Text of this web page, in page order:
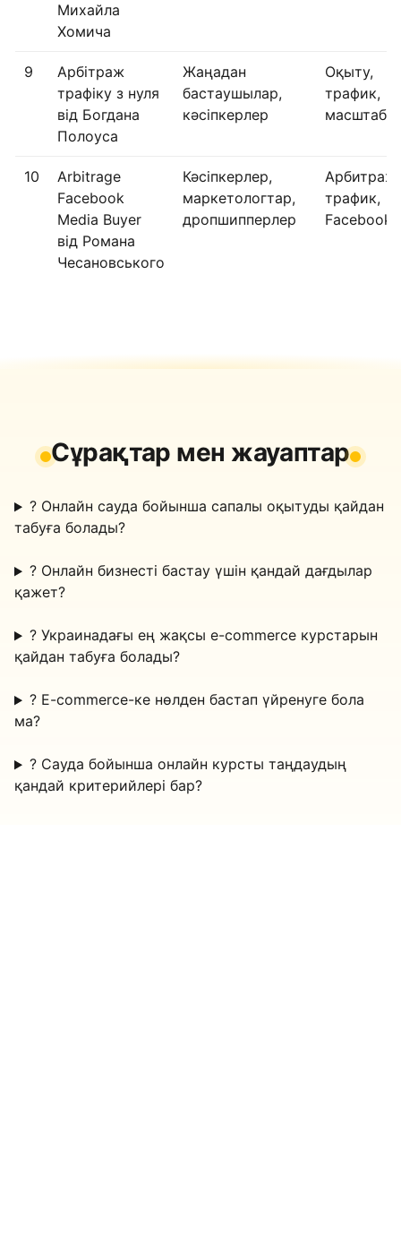
Михайла
Хомича
9
Арбітраж
трафіку з нуля
від Богдана
Полоуса
Жаңадан
бастаушылар,
кәсіпкерлер
Оқыту,
трафик,
10
Arbitrage
Facebook
Media Buyer
від Романа
Чесановського
Кәсіпкерлер,
маркетологтар,
дропшипперлер
Арбитраж,
трафик,
Facebook
Сұрақтар мен жауаптар
?Онлайн сауда бойынша сапалы оқытуды қайдан
табуға болады?
?Онлайн бизнесті бастау үшін қандай дағдылар
қажет?
?Украинадағы ең жақсы e-commerce курстарын
қайдан табуға болады?
?E-commerce-ке нөлден бастап үйренуге бола
ма?
?Сауда бойынша онлайн курсты таңдаудың
қандай критерийлері бар?